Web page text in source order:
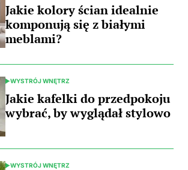
IN
Jakie kolory ścian idealnie
komponują się z białymi
meblami?
POSTED
IN
WYSTRÓJ WNĘTRZ
Jakie kafelki do przedpokoju
wybrać, by wyglądał stylowo
WYSTRÓJ WNĘTRZ